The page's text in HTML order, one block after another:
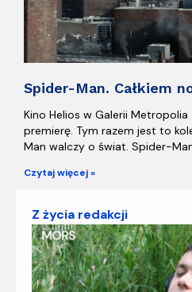
Spider-Man. Całkiem
Kino Helios w Galerii Metropolia
premierę. Tym razem jest to
Man walczy o świat. Spider-
Czytaj więcej »
Z życia redakcji